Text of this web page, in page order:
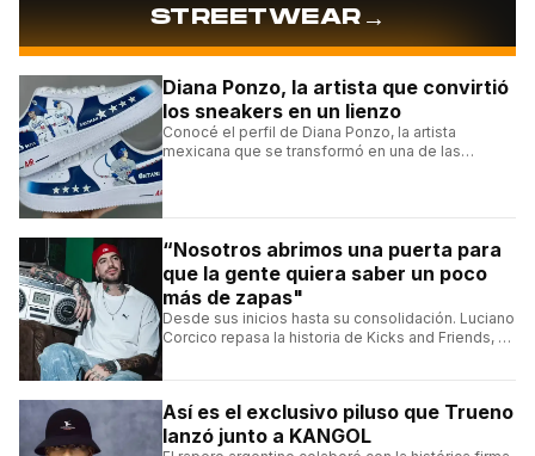
STREETWEAR→
Diana Ponzo, la artista que convirtió
los sneakers en un lienzo
Conocé el perfil de Diana Ponzo, la artista
mexicana que se transformó en una de las
“Nosotros abrimos una puerta para
que la gente quiera saber un poco
más de zapas"
Desde sus inicios hasta su consolidación. Luciano
Corcico repasa la historia de Kicks and Friends, el
Así es el exclusivo piluso que Trueno
lanzó junto a KANGOL